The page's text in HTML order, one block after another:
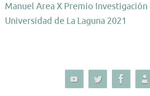
Manuel Area X Premio Investigación
Universidad de La Laguna 2021